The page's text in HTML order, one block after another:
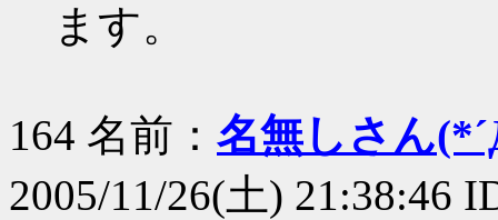
ます。
164 名前： 名無しさん
2005/11/26(土) 21:38:46